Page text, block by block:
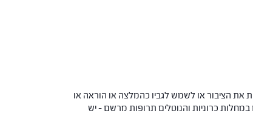
את הציבור או לשמש לגביו כהמלצה או הוראה או
במחלות כרוניות והנוטלים תרופות מרשם – יש